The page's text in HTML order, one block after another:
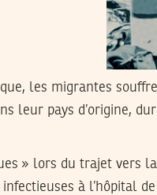
les migrantes
leur pays d’origine,
» lors du trajet vers
à l’hôpital